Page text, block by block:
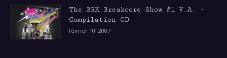
The BRK Breakcore Show #1 V.A. –
Compilation CD
février 10, 2007